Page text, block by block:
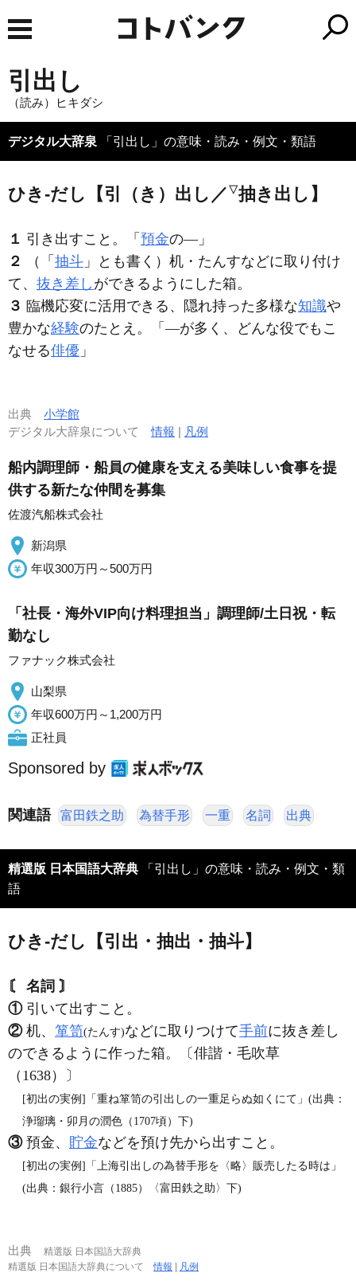
引出し
（読み）ヒキダシ
デジタル大辞泉 「引出し」の意味・読み・例文・類語
ひき‐だし【引（き）出し／ ▽抽き出し】
１ 引き出すこと。「 預金の―」
２
（「 抽斗 」とも書く）机・たんすなどに取り付け
て、 抜き差し ができるようにした箱。
３ 臨機応変に活用できる、隠れ持った多様な知識や
豊かな経験のたとえ。「―が多く、どんな役でもこ
なせる俳優 」
出典 小学館
デジタル大辞泉について情報 | 凡例
船内調理師・船員の健康を支える美味しい食事を提
供する新たな仲間を募集
佐渡汽船株式会社
新潟県
年収300万円～500万円
「社長・海外VIP向け料理担当」調理師/土日祝・転
勤なし
ファナック株式会社
山梨県
年収600万円～1,200万円
正社員
Sponsored by
関連語 富田鉄之助 為替手形 一重 名詞 出典
精選版 日本国語大辞典 「引出し」の意味・読み・例文・類
語
ひき‐だし【引出・抽出・抽斗】
〘 名詞 〙
①引いて出すこと。
②机、 箪笥(たんす)などに取りつけて手前に抜き差し
のできるように作った箱。〔俳諧・毛吹草
（1638）〕
[初出の実例]「重ね箪笥の引出しの一重足らぬ如くにて」(出典：
浄瑠璃・卯月の潤色（1707頃）下)
③預金、 貯金などを預け先から出すこと。
[初出の実例]「上海引出しの為替手形を〈略〉販売したる時は」
(出典：銀行小言（1885）〈富田鉄之助〉下)
出典
精選版 日本国語大辞典
精選版 日本国語大辞典について情報 | 凡例